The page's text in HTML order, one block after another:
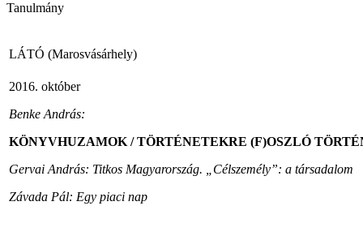
Tanulmány
LÁTÓ (Marosvásárhely)
2016. október
Benke András:
KÖNYVHUZAMOK /TÖRTÉNETEKRE (F)OSZLÓ
Gervai András: Titkos Magyarország. „Célszemély”: a társadalom
Závada Pál: Egy piaci nap